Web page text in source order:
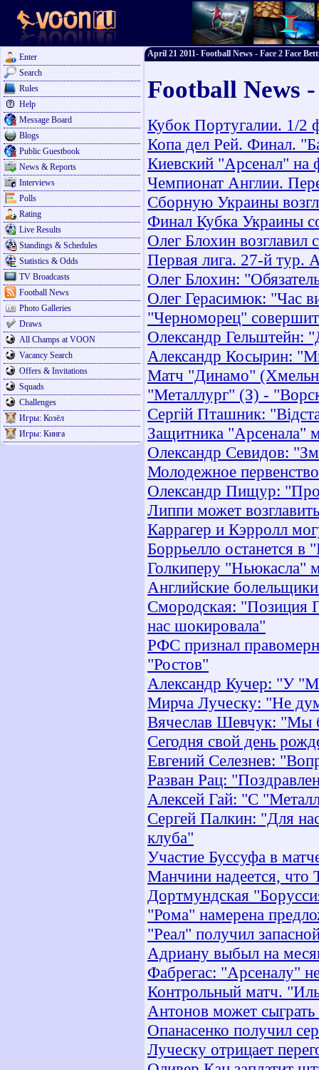
Enter
Search
Rules
Help
Message Board
Blogs
Public Guestbook
News & Reports
Interviews
Polls
Rating
Live Results
Standings & Schedules
Statistics & Odds
TV Broadcasts
Football News
Photo Galleries
Draws
All Champs at VOON
Vacancy Search
Offers & Invitations
Squads
Challenges
Игры: Козёл
Игры: Кинга
April 21 2011- Football News - Face 2 Face
Football News
Кубок Португалии. 1/2
Копа дел Рей. Финал.
Киевский "Арсенал" на
Чемпионат Англии.
Сборную Украины
Финал Кубка Украины
Олег Блохин
Первая лига. 27-й тур.
Олег Блохин:
Олег Герасимюк: "Час
"Черноморец"
Олександр Гельштейн:
Александр Косырин:
Матч "Динамо"
"Металлург" (З) -
Сергій Пташник:
Защитника "Арсенала"
Олександр Севидов:
Молодежное
Олександр Пищур:
Липпи может
Каррагер и Кэрролл
Боррьелло останется в
Голкиперу "Ньюкасла"
Английские
Смородская: "Позиция
нас шокировала"
РФС признал
"Ростов"
Александр Кучер: "У
Мирча Луческу: "Не
Вячеслав Шевчук: "Мы
Сегодня свой день
Евгений Селезнев:
Разван Рац:
Алексей Гай: "С
Сергей Палкин: "Для
клуба"
Участие Буссуфа в
Манчини надеется, что
Дортмундская
"Рома" намерена
"Реал" получил
Адриану выбыл на
Фабрегас: "Арсеналу"
Контрольный матч.
Антонов может
Опанасенко получил
Луческу отрицает